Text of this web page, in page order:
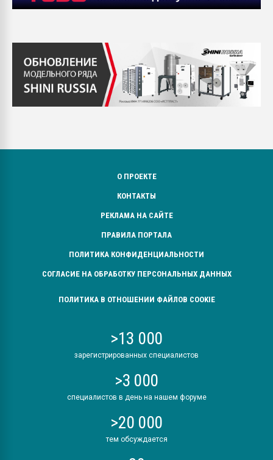
О ПРОЕКТЕ
КОНТАКТЫ
РЕКЛАМА НА САЙТЕ
ПРАВИЛА ПОРТАЛА
ПОЛИТИКА КОНФИДЕНЦИАЛЬНОСТИ
СОГЛАСИЕ НА ОБРАБОТКУ ПЕРСОНАЛЬНЫХ ДАННЫХ
ПОЛИТИКА В ОТНОШЕНИИ ФАЙЛОВ COOKIE
>13 000
зарегистрированных специалистов
>3 000
специалистов в день на нашем форуме
>20 000
тем обсуждается